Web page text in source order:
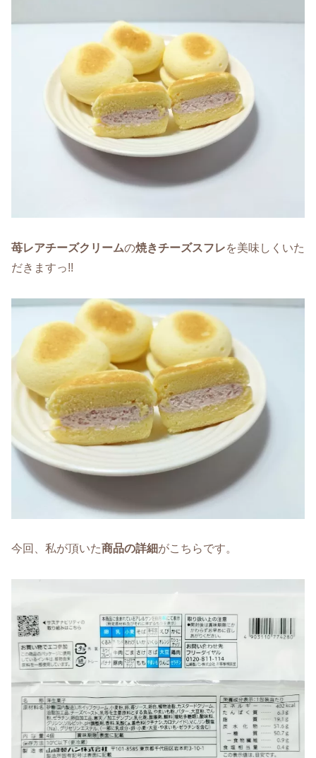
苺レアチーズクリームの焼きチーズスフレを美味しくいた
だきますっ!!
今回、私が頂いた商品の詳細がこちらです。